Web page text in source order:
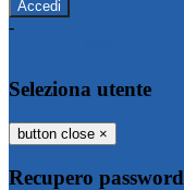
-
Seleziona utente
button close ×
Recupero password